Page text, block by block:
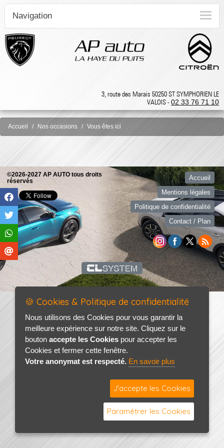
Navigation
3, route des Marais 50250 ST SYMPHORIEN LE
VALOIS -02 33 76 71 10
Accueil Nos occasions Vous êtes ici
©2026-2027 AP AUTO tous droits
réservés
Accueil
Mentions légales
Politique de confidentialité
Contact / Plan
🍪 Cookies & Politique de confidentialité
Nous utilisons des Cookies pour vous garantir la
meilleure expérience sur notre site. Cliquez sur le
bouton accepte les Cookies pour accepter les
Cookies et fermer cette fenêtre.
Votre anonymat est respecté. En savoir plus
J'accepte les Cookies
Paramétrer les Cookies